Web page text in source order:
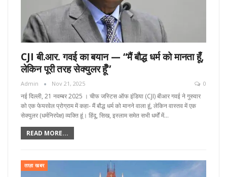
CJI बी.आर. गवई का बयान — “मैं बौद्ध धर्म को मानता हूँ,
लेकिन पूरी तरह सेक्युलर हूँ”
Admin Nov 21, 2025 0
नई दिल्ली, 21 नवम्बर 2025 । चीफ जस्टिस ऑफ इंडिया (CJI) बीआर गवई ने गुरुवार
को एक फेयरवेल प्रोग्राम में कहा- मैं बौद्ध धर्म को मानने वाला हूं, लेकिन वास्तव में एक
सेक्युलर (धर्मनिरपेक्ष) व्यक्ति हूं। हिंदू, सिख, इस्लाम समेत सभी धर्मों में…
READ MORE...
ताज़ा खबर